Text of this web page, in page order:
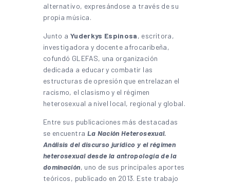
alternativo, expresándose a través de su
propia música.
Junto a Yuderkys Espinosa, escritora,
investigadora y docente afrocaribeña,
cofundó GLEFAS, una organización
dedicada a educar y combatir las
estructuras de opresión que entrelazan el
racismo, el clasismo y el régimen
heterosexual a nivel local, regional y global.
Entre sus publicaciones más destacadas
se encuentra La Nación Heterosexual.
Análisis del discurso jurídico y el régimen
heterosexual desde la antropología de la
dominación, uno de sus principales aportes
teóricos, publicado en 2013. Este trabajo